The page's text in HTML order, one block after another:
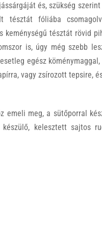
és, szükség
tésztát fóliába
keménységű tésztát rövid
is, úgy még szebb
egész
vagy zsírozott tepsire,
meg, a sütőporral
kelesztett sajtos